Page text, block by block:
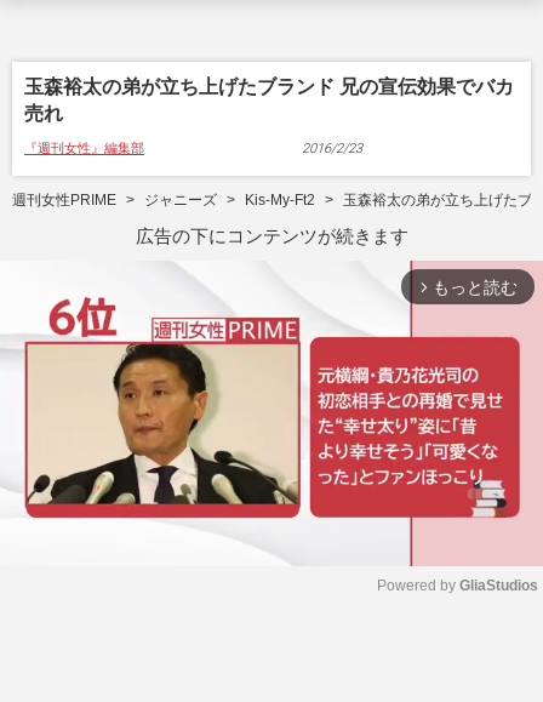
玉森裕太の弟が立ち上げたブランド 兄の宣伝効果でバカ
売れ
『週刊女性』編集部 2016/2/23
週刊女性PRIME ジャニーズ Kis-My-Ft2 玉森裕太の弟が立ち上げたブ
広告の下にコンテンツが続きます
arrow_forward_ios もっと読む
Powered by GliaStudios